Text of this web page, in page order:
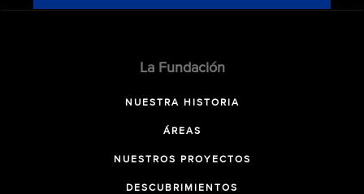
La Fundación
NUESTRA HISTORIA
ÁREAS
NUESTROS PROYECTOS
DESCUBRIMIENTOS